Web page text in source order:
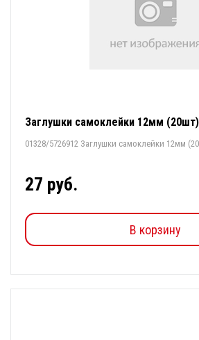
Заглушки cамоклейки 12мм
01328/5726912 Заглушки cамоклейки 12мм
27 руб.
В корзину